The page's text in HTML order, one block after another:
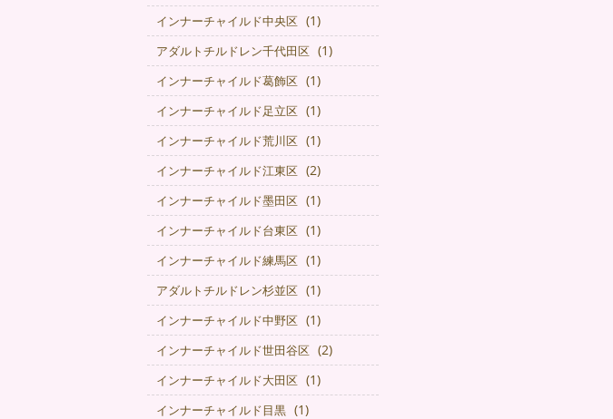
インナーチャイルド中央区 (1)
アダルトチルドレン千代田区 (1)
インナーチャイルド葛飾区 (1)
インナーチャイルド足立区 (1)
インナーチャイルド荒川区 (1)
インナーチャイルド江東区 (2)
インナーチャイルド墨田区 (1)
インナーチャイルド台東区 (1)
インナーチャイルド練馬区 (1)
アダルトチルドレン杉並区 (1)
インナーチャイルド中野区 (1)
インナーチャイルド世田谷区 (2)
インナーチャイルド大田区 (1)
インナーチャイルド目黒 (1)